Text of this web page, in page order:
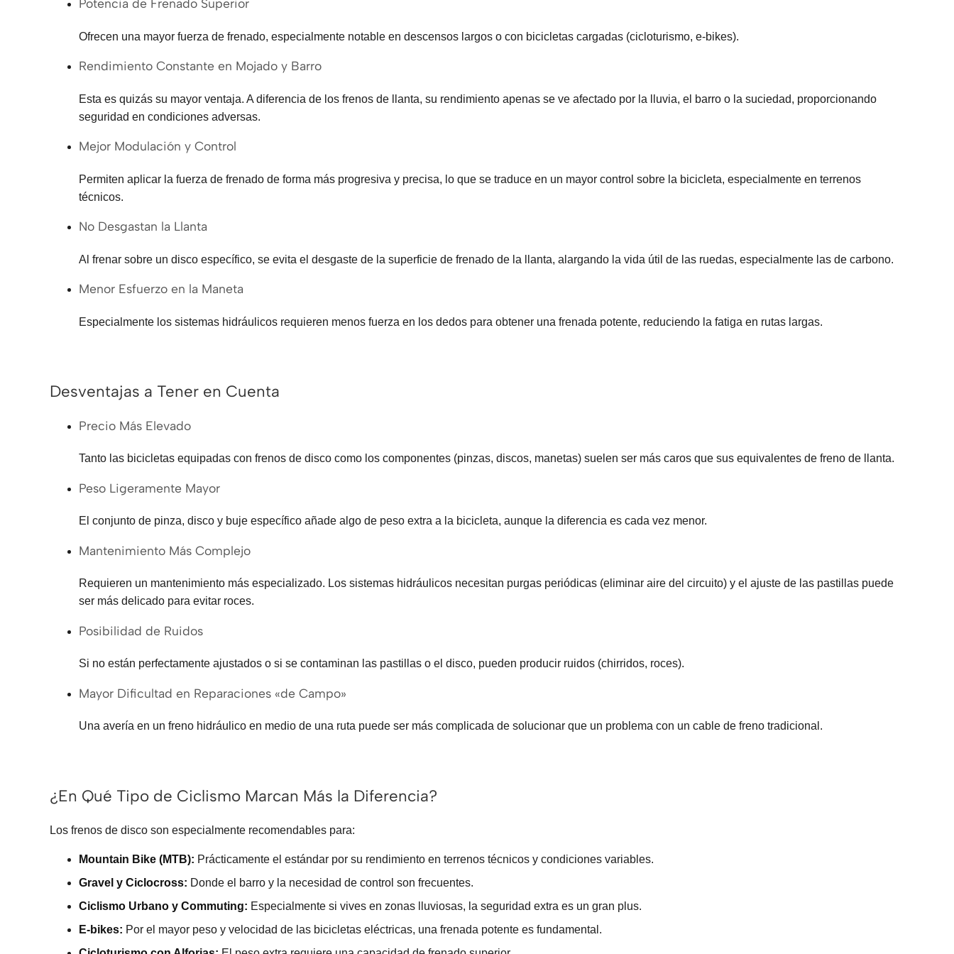
Potencia de Frenado Superior
Ofrecen una mayor fuerza de frenado, especialmente notable en descensos largos o con bicicletas cargadas (cicloturismo, e-bikes).
Rendimiento Constante en Mojado y Barro
Esta es quizás su mayor ventaja. A diferencia de los frenos de llanta, su rendimiento apenas se ve afectado por la lluvia, el barro o la suciedad, proporcionando
seguridad en condiciones adversas.
Mejor Modulación y Control
Permiten aplicar la fuerza de frenado de forma más progresiva y precisa, lo que se traduce en un mayor control sobre la bicicleta, especialmente en terrenos
técnicos.
No Desgastan la Llanta
Al frenar sobre un disco específico, se evita el desgaste de la superficie de frenado de la llanta, alargando la vida útil de las ruedas, especialmente las de carbono.
Menor Esfuerzo en la Maneta
Especialmente los sistemas hidráulicos requieren menos fuerza en los dedos para obtener una frenada potente, reduciendo la fatiga en rutas largas.
Desventajas a Tener en Cuenta
Precio Más Elevado
Tanto las bicicletas equipadas con frenos de disco como los componentes (pinzas, discos, manetas) suelen ser más caros que sus equivalentes de freno de llanta.
Peso Ligeramente Mayor
El conjunto de pinza, disco y buje específico añade algo de peso extra a la bicicleta, aunque la diferencia es cada vez menor.
Mantenimiento Más Complejo
Requieren un mantenimiento más especializado. Los sistemas hidráulicos necesitan purgas periódicas (eliminar aire del circuito) y el ajuste de las pastillas puede
ser más delicado para evitar roces.
Posibilidad de Ruidos
Si no están perfectamente ajustados o si se contaminan las pastillas o el disco, pueden producir ruidos (chirridos, roces).
Mayor Dificultad en Reparaciones «de Campo»
Una avería en un freno hidráulico en medio de una ruta puede ser más complicada de solucionar que un problema con un cable de freno tradicional.
¿En Qué Tipo de Ciclismo Marcan Más la Diferencia?
Los frenos de disco son especialmente recomendables para:
Mountain Bike (MTB): Prácticamente el estándar por su rendimiento en terrenos técnicos y condiciones variables.
Gravel y Ciclocross: Donde el barro y la necesidad de control son frecuentes.
Ciclismo Urbano y Commuting: Especialmente si vives en zonas lluviosas, la seguridad extra es un gran plus.
E-bikes: Por el mayor peso y velocidad de las bicicletas eléctricas, una frenada potente es fundamental.